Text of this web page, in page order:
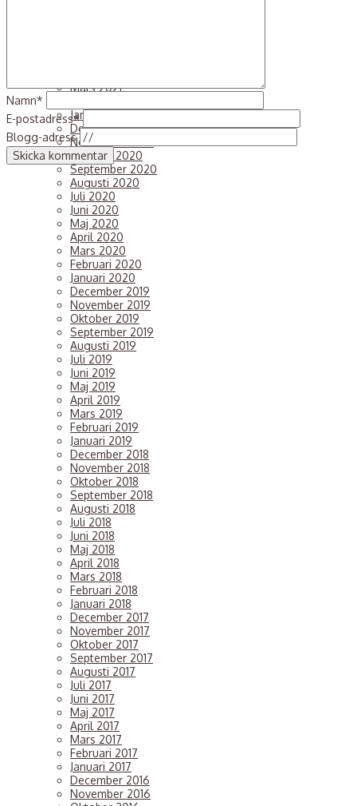
Mars 2021
Januari 2021
December 2020
November 2020
Oktober 2020
September 2020
Augusti 2020
Juli 2020
Juni 2020
Maj 2020
April 2020
Mars 2020
Februari 2020
Januari 2020
December 2019
November 2019
Oktober 2019
September 2019
Augusti 2019
Juli 2019
Juni 2019
Maj 2019
April 2019
Mars 2019
Februari 2019
Januari 2019
December 2018
November 2018
Oktober 2018
September 2018
Augusti 2018
Juli 2018
Juni 2018
Maj 2018
April 2018
Mars 2018
Februari 2018
Januari 2018
December 2017
November 2017
Oktober 2017
September 2017
Augusti 2017
Juli 2017
Juni 2017
Maj 2017
April 2017
Mars 2017
Februari 2017
Januari 2017
December 2016
November 2016
Namn*
E-postadress*
Blogg-adress